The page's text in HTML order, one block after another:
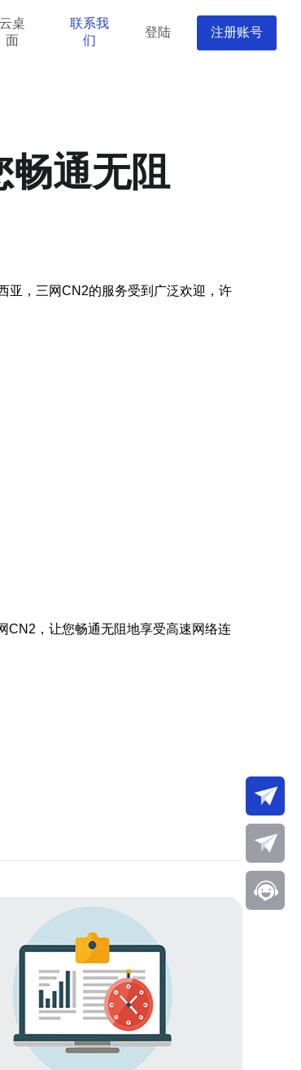
云桌
面
联系我
们
登陆 注册账号
通无阻
亚，三网CN2的服务受到广泛欢迎，许
CN2，让您畅通无阻地享受高速网络连